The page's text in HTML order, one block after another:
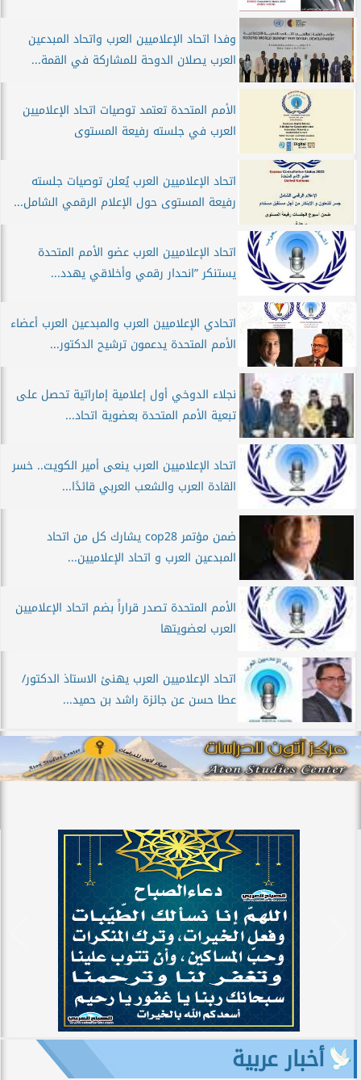
وفدا اتحاد الإعلاميين العرب واتحاد المبدعين
العرب يصلان الدوحة للمشاركة في القمة...
الأمم المتحدة تعتمد توصيات اتحاد الإعلاميين
العرب في جلسته رفيعة المستوى
اتحاد الإعلاميين العرب يُعلن توصيات جلسته
رفيعة المستوى حول الإعلام الرقمي الشامل...
اتحاد الإعلاميين العرب عضو الأمم المتحدة
يستنكر ”انحدار رقمي وأخلاقي يهدد...
اتحادي الإعلاميين العرب والمبدعين العرب أعضاء
الأمم المتحدة يدعمون ترشيح الدكتور...
نجلاء الدوخي أول إعلامية إماراتية تحصل على
تبعية الأمم المتحدة بعضوية اتحاد...
اتحاد الإعلاميين العرب ينعى أمير الكويت.. خسر
القادة العرب والشعب العربي قائدًا...
ضمن مؤتمر cop28 يشارك كل من اتحاد
المبدعين العرب و اتحاد الإعلاميين...
الأمم المتحدة تصدر قراراً بضم اتحاد الإعلاميين
العرب لعضويتها
اتحاد الإعلاميين العرب يهنئ الاستاذ الدكتور/
عطا حسن عن جائزة راشد بن حميد...
أخبار عربية